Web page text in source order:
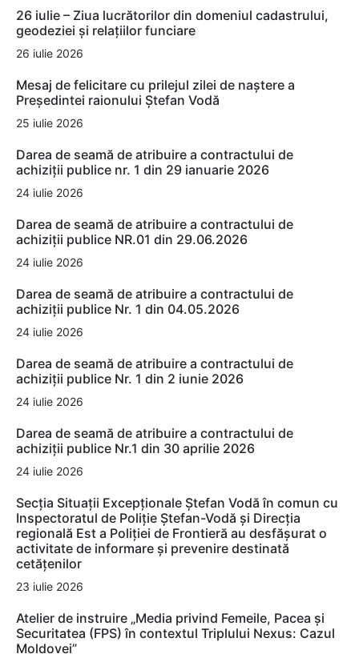
26 iulie – Ziua lucrătorilor din domeniul cadastrului,
geodeziei și relațiilor funciare
26 iulie 2026
Mesaj de felicitare cu prilejul zilei de naștere a
Președintei raionului Ștefan Vodă
25 iulie 2026
Darea de seamă de atribuire a contractului de
achiziții publice nr. 1 din 29 ianuarie 2026
24 iulie 2026
Darea de seamă de atribuire a contractului de
achiziții publice NR.01 din 29.06.2026
24 iulie 2026
Darea de seamă de atribuire a contractului de
achiziții publice Nr. 1 din 04.05.2026
24 iulie 2026
Darea de seamă de atribuire a contractului de
achiziții publice Nr. 1 din 2 iunie 2026
24 iulie 2026
Darea de seamă de atribuire a contractului de
achiziții publice Nr.1 din 30 aprilie 2026
24 iulie 2026
Secția Situații Excepționale Ștefan Vodă în comun cu
Inspectoratul de Poliție Ștefan-Vodă și Direcția
regională Est a Poliției de Frontieră au desfășurat o
activitate de informare și prevenire destinată
cetățenilor
23 iulie 2026
Atelier de instruire „Media privind Femeile, Pacea și
Securitatea (FPS) în contextul Triplului Nexus: Cazul
Moldovei”